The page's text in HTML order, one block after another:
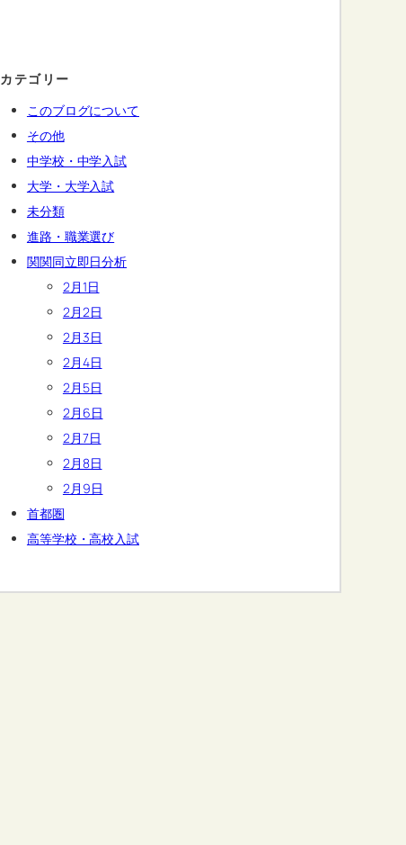
カテゴリー
このブログについて
その他
中学校・中学入試
大学・大学入試
未分類
進路・職業選び
関関同立即日分析
2月1日
2月2日
2月3日
2月4日
2月5日
2月6日
2月7日
2月8日
2月9日
首都圏
高等学校・高校入試